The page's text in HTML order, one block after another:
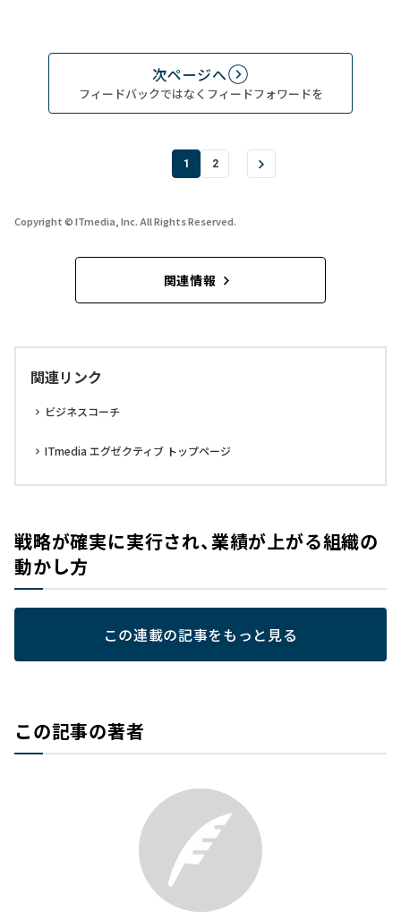
次ページへ
フィードバックではなくフィードフォワードを
1 2
Copyright © ITmedia, Inc. All Rights Reserved.
関連情報
関連リンク
ビジネスコーチ
ITmedia エグゼクティブ トップページ
戦略が確実に実行され、業績が上がる組織の
動かし方
この連載の記事をもっと見る
この記事の著者